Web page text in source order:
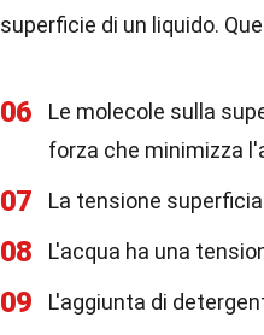
superficie di un liquido.
06
Le molecole sulla
forza che minimizza
07 La tensione
08 L'acqua ha una
09 L'aggiunta di